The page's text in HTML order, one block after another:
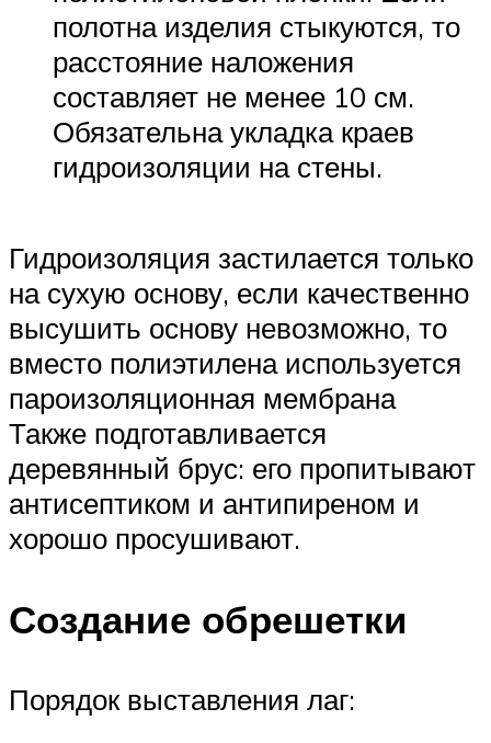
полотна изделия стыкуются, то
расстояние наложения
составляет не менее 10 см.
Обязательна укладка краев
гидроизоляции на стены.
Гидроизоляция застилается только
на сухую основу, если качественно
высушить основу невозможно, то
вместо полиэтилена используется
пароизоляционная мембрана
Также подготавливается
деревянный брус: его пропитывают
антисептиком и антипиреном и
хорошо просушивают.
Создание обрешетки
Порядок выставления лаг: